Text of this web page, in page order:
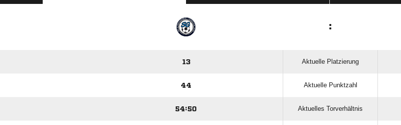
:
13 Aktuelle Platzierung
44 Aktuelle Punktzahl
54:50 Aktuelles Torverhältnis